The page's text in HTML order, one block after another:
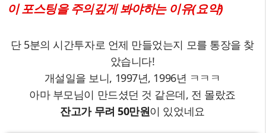
이 포스팅을 주의깊게 봐야하는 이유(요약)
단 5분의 시간투자로 언제 만들었는지 모를 통장을 찾
았습니다!
개설일을 보니, 1997년, 1996년 ㅋㅋㅋ
아마 부모님이 만드셨던 것 같은데, 전 몰랐죠
잔고가 무려 50만원이 있었네요